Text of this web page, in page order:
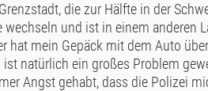
die zur Hälfte in der
wechseln und ist in einem
hat mein Gepäck mit dem Auto
ist natürlich ein großes Problem
Angst gehabt, dass die Polizei